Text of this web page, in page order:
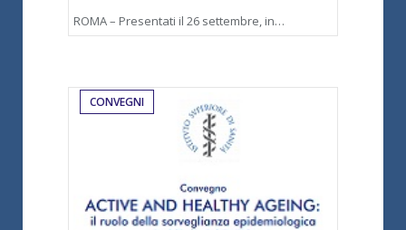
ROMA – Presentati il 26 settembre, in…
CONVEGNI